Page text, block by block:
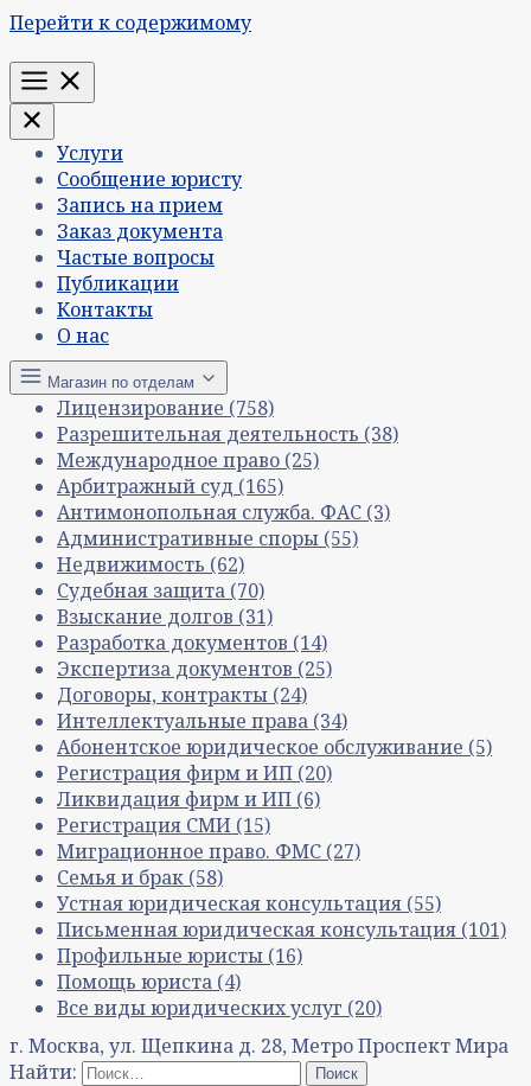
Перейти к содержимому
Меню
Услуги
Сообщение юристу
Запись на прием
Заказ документа
Частые вопросы
Публикации
Контакты
О нас
Магазин по отделам
Лицензирование (758)
Разрешительная деятельность (38)
Международное право (25)
Арбитражный суд (165)
Антимонопольная служба. ФАС (3)
Административные споры (55)
Недвижимость (62)
Судебная защита (70)
Взыскание долгов (31)
Разработка документов (14)
Экспертиза документов (25)
Договоры, контракты (24)
Интеллектуальные права (34)
Абонентское юридическое обслуживание (5)
Регистрация фирм и ИП (20)
Ликвидация фирм и ИП (6)
Регистрация СМИ (15)
Миграционное право. ФМС (27)
Семья и брак (58)
Устная юридическая консультация (55)
Письменная юридическая консультация (101)
Профильные юристы (16)
Помощь юриста (4)
Все виды юридических услуг (20)
г. Москва, ул. Щепкина д. 28, Метро Проспект Мира
Найти: